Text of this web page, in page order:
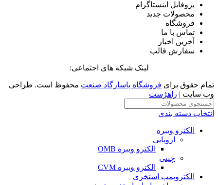
پروفایل اینستاگرام
محصولات جدید
فروشگاه
تماس با ما
آخرین اخبار
سفارش قالب
لینک شبکه های اجتماعی:
تمام حقوق برای فروشگاه پاسارگاد صنعت محفوظ است. طراحی
وب سایت | راهژست
انتخاب دسته بندی
الکترو ویبره
اروپایی
الکترو ویبره OMB
چینی
الکترو ویبره CVM
الکتروپمپ استخری